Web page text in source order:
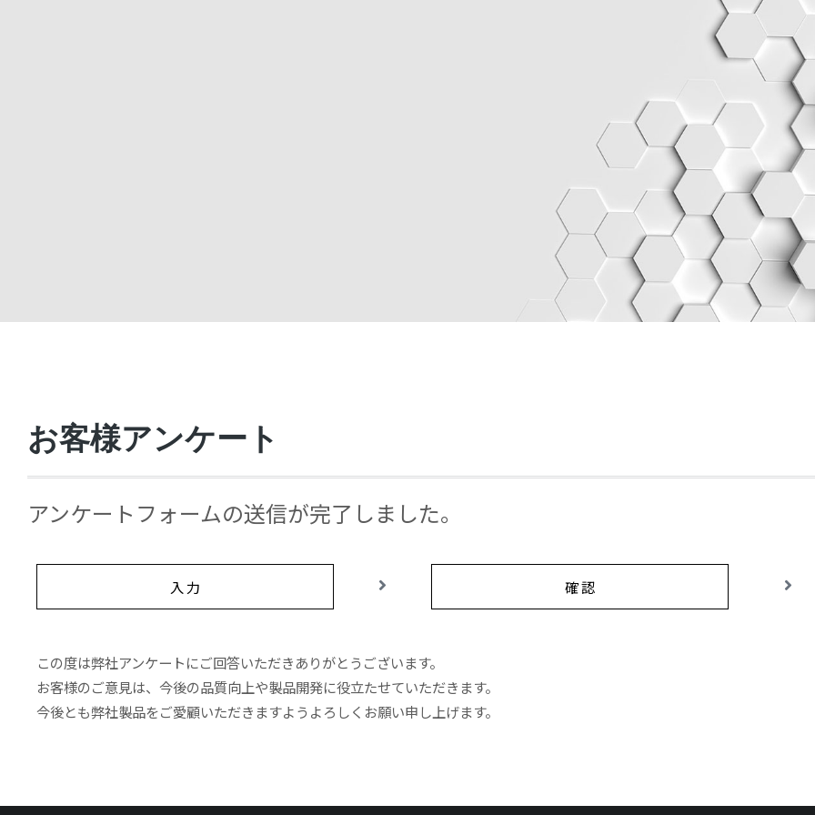
お客様アンケート
アンケートフォームの送信が完了しました。
入 力 確 認
この度は弊社アンケートにご回答いただきありがとうございます。
お客様のご意見は、今後の品質向上や製品開発に役立たせていただきます。
今後とも弊社製品をご愛顧いただきますようよろしくお願い申し上げます。